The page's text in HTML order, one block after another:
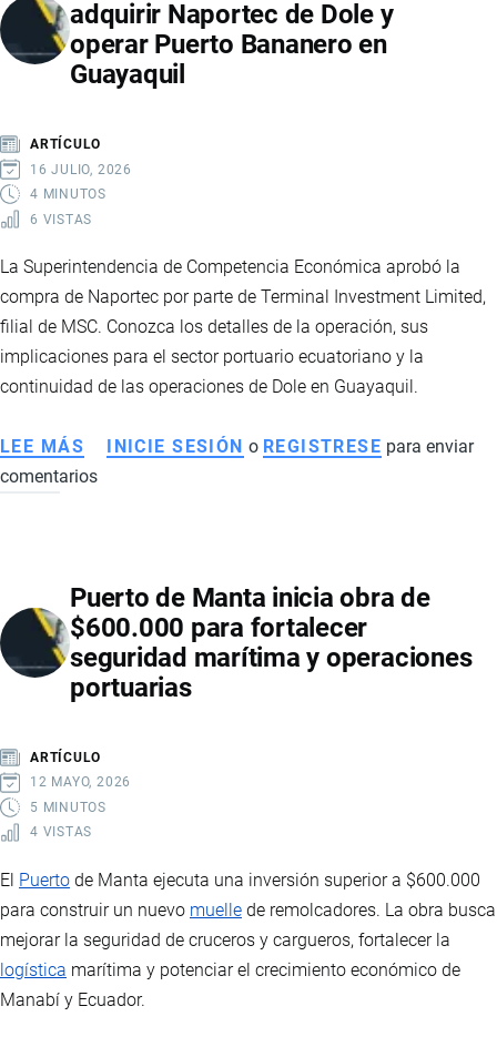
AUTOS
CHINOS:
PRODUCCIÓN,
SU
IMPACTO
EN
adquirir Naportec de Dole y
operar Puerto Bananero en
Guayaquil
ARTÍCULO
16 JULIO, 2026
4 MINUTOS
6 VISTAS
La Superintendencia de Competencia Económica aprobó la
compra de Naportec por parte de Terminal Investment Limited,
filial de MSC. Conozca los detalles de la operación, sus
implicaciones para el sector portuario ecuatoriano y la
continuidad de las operaciones de Dole en Guayaquil.
LEE MÁS SOBRE
TIL
ADQUIRIR
NAPORTEC
DE
DOLE
PUERTO
BANANERO
EN
INICIE SESIÓN o REGISTRESE para enviar
comentarios
Puerto de Manta inicia obra de
$600.000 para fortalecer
seguridad marítima y operaciones
portuarias
ARTÍCULO
12 MAYO, 2026
5 MINUTOS
4 VISTAS
El Puerto de Manta ejecuta una inversión superior a $600.000
para construir un nuevo muelle de remolcadores. La obra busca
mejorar la seguridad de cruceros y cargueros, fortalecer la
logística marítima y potenciar el crecimiento económico de
Manabí y Ecuador.